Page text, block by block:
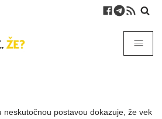
neskutočnou postavou dokazuje, že vek